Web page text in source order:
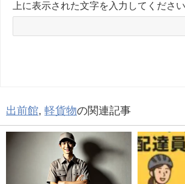
上に表示された文字を入力してください
出前館, 軽貨物の関連記事